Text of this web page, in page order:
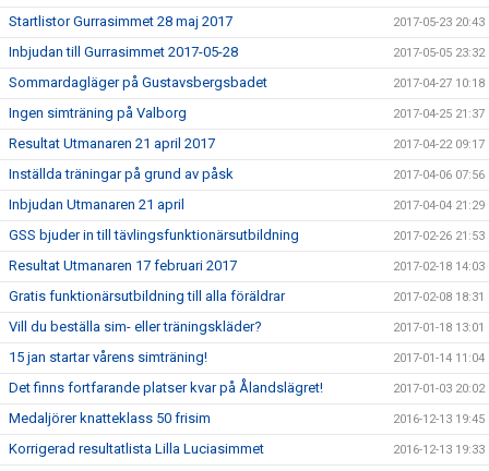
Startlistor Gurrasimmet 28 maj 2017 2017-05-23 20:43
Inbjudan till Gurrasimmet 2017-05-28 2017-05-05 23:32
Sommardagläger på Gustavsbergsbadet 2017-04-27 10:18
Ingen simträning på Valborg 2017-04-25 21:37
Resultat Utmanaren 21 april 2017 2017-04-22 09:17
Inställda träningar på grund av påsk 2017-04-06 07:56
Inbjudan Utmanaren 21 april 2017-04-04 21:29
GSS bjuder in till tävlingsfunktionärsutbildning 2017-02-26 21:53
Resultat Utmanaren 17 februari 2017 2017-02-18 14:03
Gratis funktionärsutbildning till alla föräldrar 2017-02-08 18:31
Vill du beställa sim- eller träningskläder? 2017-01-18 13:01
15 jan startar vårens simträning! 2017-01-14 11:04
Det finns fortfarande platser kvar på Ålandslägret! 2017-01-03 20:02
Medaljörer knatteklass 50 frisim 2016-12-13 19:45
Korrigerad resultatlista Lilla Luciasimmet 2016-12-13 19:33